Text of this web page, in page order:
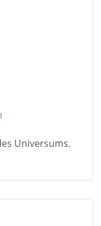
Universums.